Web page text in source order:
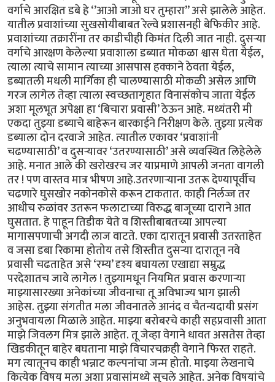
वर्गाचे आरक्षित डबे हे ‘’आओ जाओ घर तुम्हारा’’ असे झालेले आहेत.
यातील प्रवाशांच्या सुखसोयीबाबत रेल्वे प्रशासनही बेफिकीर आहे.
प्रवाशांच्या तक्रारींना तर काडीचीही किमंत दिली जात नाही. दुसऱ्या
वर्गाचे आरक्षण केलेल्या प्रवाशाला डब्यात मोकळा श्वास घेता येईल,
त्याला त्याचे सामान त्याच्या आसपास हक्काने ठेवता येईल,
डब्यातली मधली मार्गिका ही चालण्यासाठी मोकळी असेल आणि
गरज लागेल तेव्हा त्याला स्वच्छतागृहात विनासंकोच जाता येईल
अशा मूलभूत अपेक्षा हा ‘बिचारा प्रवासी’ ठेऊन आहे. मध्यंतरी मी
एकदा तुझ्या डब्याचे बाहेरून बारकाईने निरीक्षण केले. तुझ्या प्रत्येक
डब्याला दोन दरवाजे आहेत. त्यातील एकावर ‘प्रवाशांनी
चढण्यासाठी’ व दुसऱ्यावर ‘उतरण्यासाठी’ असे व्यवस्थित लिहेलेले
आहे. मनात आले की खरोखरच जर याप्रमाणे आपली जनता वागली
तर ! पण वास्तव मात्र भीषण आहे.उतरणाऱ्याना उतरू देण्यापूर्वीच
चढणारे घुसखोर नकोनकोसे करून टाकतात. काही निर्लज्ज तर
आधीच रुळांवर उतरून फलाटाच्या विरुद्ध बाजूच्या दाराने आत
घुसतात. हे पाहून तिडीक येते व शिस्तीबाबतच्या आपल्या
मागासपणाची अगदी लाज वाटते. एका दारातून प्रवासी उतरताहेत
व जसा डबा रिकामा होतोय तसे शिस्तीत दुसऱ्या दारातून नवे
प्रवासी चढताहेत असे ‘रम्य’ दृश्य बघायला एखाद्या सम्रुद्ध
परदेशातच जावे लागेल ! तुझ्यामधून नियमित प्रवास करणाऱ्या
माझ्यासारख्या अनेकांच्या जीवनाचा तू अविभाज्य भाग झाली
आहेस. तुझ्या संगतीत मला जीवनातले आनंद व चैतन्यदायी प्रसंग
अनुभवायला मिळाले आहेत. माझ्या बरोबरचे काही सहप्रवासी आता
माझे जिवलग मित्र झाले आहेत. तू जेव्हा वेगाने धावत असतेस तेव्हा
खिडकीतून बाहेर बघताना माझे विचारचक्रही वेगाने फिरत राहते.
मग त्यातूनच काही भन्नाट कल्पनांचा जन्म होतो. माझ्या लेखनाचे
कित्येक विषय मला अशा प्रवासांमध्ये सुचले आहेत. अनेक विषयांचे